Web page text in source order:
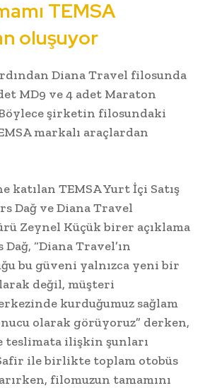
TEMSA
oluşuyor
Diana Travel filosunda
MD9 ve 4 adet Maraton
şirketin filosundaki
markalı araçlardan
katılan TEMSA Yurt İçi Satış
Dağ ve Diana Travel
Zeynel Küçük birer açıklama
“Diana Travel’ın
bu güveni yalnızca yeni bir
değil, müşteri
kurduğumuz sağlam
olarak görüyoruz” derken,
teslimata ilişkin şunları
ile birlikte toplam otobüs
filomuzun tamamını